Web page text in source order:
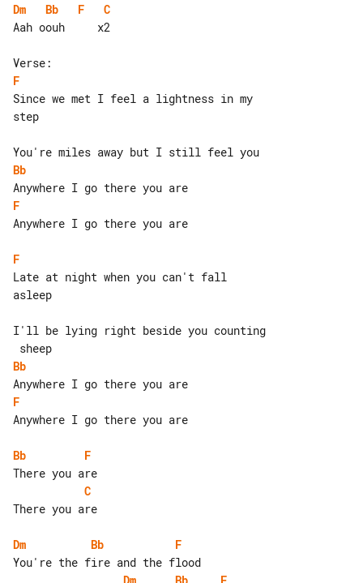
Dm
Bb F
C
Aah oouh     x2
F
Since we met I feel a lightness in my
step
Bb
F
Anywhere I go there you are
F
Late at night when you can't fall
asleep
I'll be lying right beside you counting
Bb
F
Anywhere I go there you are
Bb
F
C
There you are
Dm Bb
F